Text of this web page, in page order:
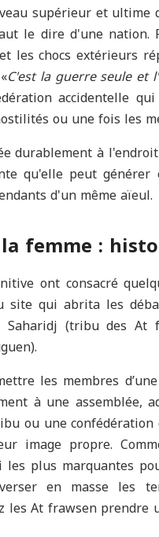
supérieur et
le dire d'une
les chocs extérieurs
C'est la guerre seule et
accidentelle
ou une fois les
durablement à
qu'elle peut
d'un même aïeul.
femme :
ont consacré
qui abrita les
(tribu des At
les membres
à une assemblée,
ou une
image propre.
les plus marquantes
en masse les
les At frawsen prendre